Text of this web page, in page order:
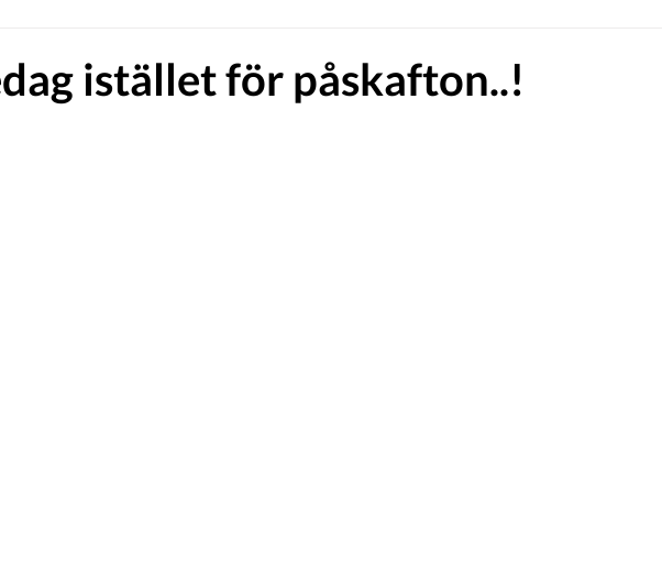
istället för påskafton..!